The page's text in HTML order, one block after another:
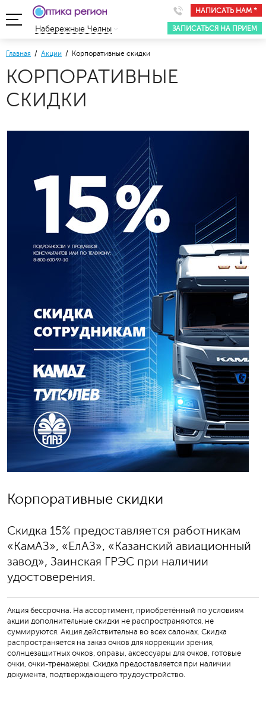
НАПИСАТЬ НАМ *
ЗАПИСАТЬСЯ НА ПРИЕМ
Набережные Челны
Главная / Акции / Корпоративные скидки
КОРПОРАТИВНЫЕ
СКИДКИ
Корпоративные скидки
Скидка 15% предоставляется работникам
«КамАЗ», «ЕлАЗ», «Казанский авиационный
завод», Заинская ГРЭС при наличии
удостоверения.
Акция бессрочна. На ассортимент, приобретённый по условиям
акции дополнительные скидки не распространяются, не
суммируются. Акция действительна во всех салонах. Скидка
распространяется на заказ очков для коррекции зрения,
солнцезащитных очков, оправы, аксессуары для очков, готовые
очки, очки-тренажеры. Скидка предоставляется при наличии
документа, подтверждающего трудоустройство.